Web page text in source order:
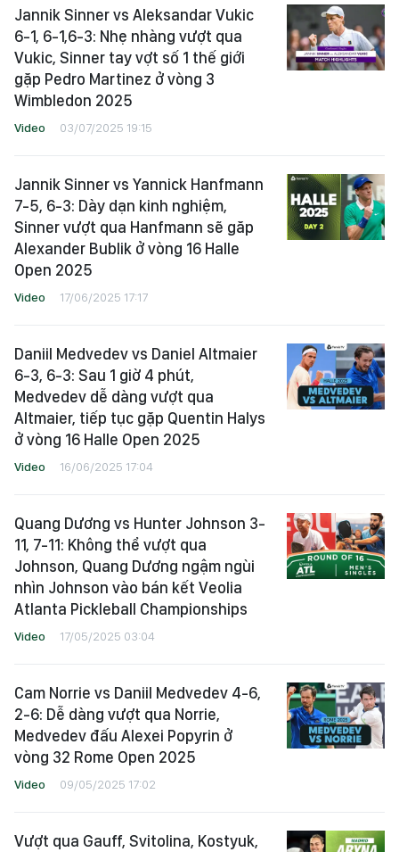
Jannik Sinner vs Aleksandar Vukic
6-1, 6-1,6-3: Nhẹ nhàng vượt qua
Vukic, Sinner tay vợt số 1 thế giới
gặp Pedro Martinez ở vòng 3
Wimbledon 2025
Video 03/07/2025 19:15
Jannik Sinner vs Yannick Hanfmann
7-5, 6-3: Dày dạn kinh nghiệm,
Sinner vượt qua Hanfmann sẽ găp
Alexander Bublik ở vòng 16 Halle
Open 2025
Video 17/06/2025 17:17
Daniil Medvedev vs Daniel Altmaier
6-3, 6-3: Sau 1 giờ 4 phút,
Medvedev dễ dàng vượt qua
Altmaier, tiếp tục gặp Quentin Halys
ở vòng 16 Halle Open 2025
Video 16/06/2025 17:04
Quang Dương vs Hunter Johnson 3-
11, 7-11: Không thể vượt qua
Johnson, Quang Dương ngậm ngùi
nhìn Johnson vào bán kết Veolia
Atlanta Pickleball Championships
Video 17/05/2025 03:04
Cam Norrie vs Daniil Medvedev 4-6,
2-6: Dễ dàng vượt qua Norrie,
Medvedev đấu Alexei Popyrin ở
vòng 32 Rome Open 2025
Video 09/05/2025 17:02
Vượt qua Gauff, Svitolina, Kostyuk,